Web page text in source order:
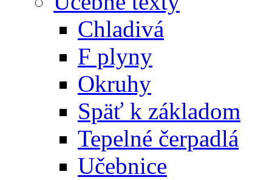
Chladivá
F plyny
Okruhy
Späť k základom
Tepelné čerpadlá
Učebnice